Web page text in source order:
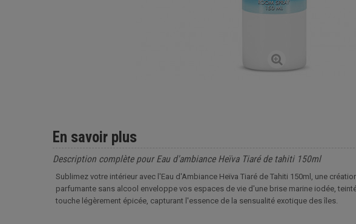
En savoir plus
Description complète pour Eau d'ambiance Heïva Tiaré de tahiti 150ml
Sublimez votre intérieur avec l'Eau d'Ambiance Heïva Tiaré de Tahiti 150ml, une
parfumante sans alcool enveloppe vos espaces de vie d'une brise marine iodée,
touche légèrement épicée, capturant l'essence de la sensualité exotique des îles.